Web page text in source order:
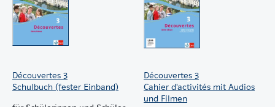
Découvertes 3
Schulbuch (fester Einband)
Découvertes 3
Cahier d'activités mit Audios
und Filmen